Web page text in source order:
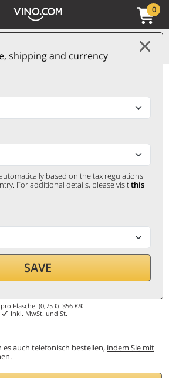
shipping and currency
based on the tax regulations
For additional details, please visitthis
SAVE
0
Rosso
2020
Ama
267€
pro Flasche (0,75 ℓ)356 €/ℓ
Inkl. MwSt. und St.
es auch telefonisch bestellen, indem Sie mit
.